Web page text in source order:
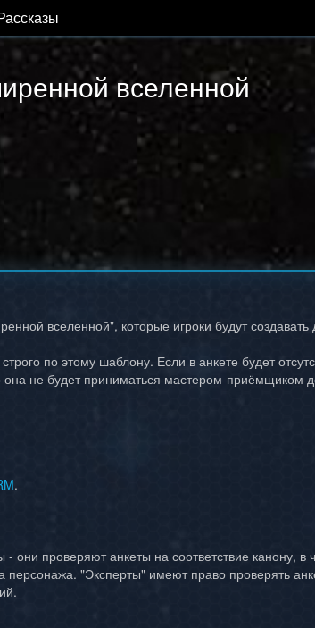
вселенной
вселенной", которые игроки будут
по этому шаблону. Если в анкете будет
она не будет приниматься мастером-приёмщиком
.
они проверяют анкеты на соответствие канону, в
персонажа. "Эксперты" имеют право проверять